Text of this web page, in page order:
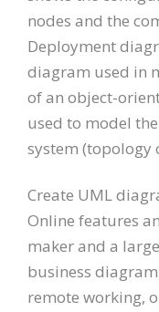
nodes and the
Deployment
diagram used in
of an object-
used to model
system (topology
Create UML
Online features
maker and a
business
remote working,